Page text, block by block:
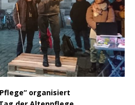
organisiert